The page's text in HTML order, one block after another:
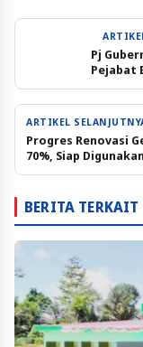
Pj
Pejabat
ARTIKEL
Progres Renovasi
70%, Siap
BERITA TERKAIT